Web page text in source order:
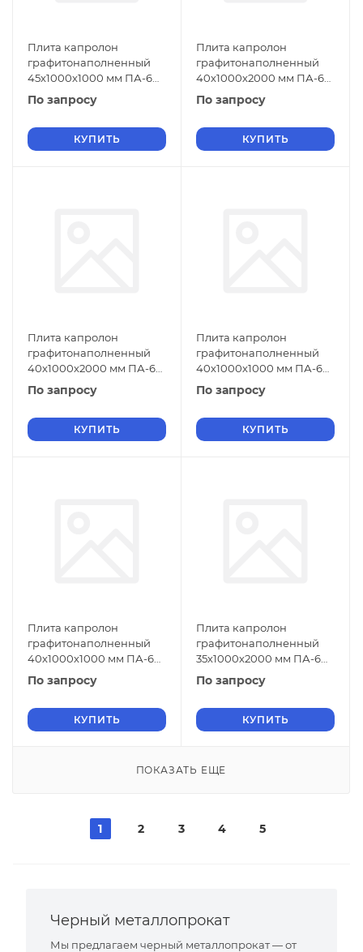
Плита капролон
графитонаполненный
45х1000х1000 мм ПА-6
СТО 004-17152852-2013
зеленый
По запросу
КУПИТЬ
Плита капролон
графитонаполненный
40х1000х2000 мм ПА-6
СТО 004-17152852-2013
зеленый
По запросу
КУПИТЬ
Плита капролон
графитонаполненный
40х1000х2000 мм ПА-6
СТО 004-17152852-2013
черный
По запросу
КУПИТЬ
Плита капролон
графитонаполненный
40х1000х1000 мм ПА-6
СТО 004-17152852-2013
черный
По запросу
КУПИТЬ
Плита капролон
графитонаполненный
40х1000х1000 мм ПА-6
СТО 004-17152852-2013
зеленый
По запросу
КУПИТЬ
Плита капролон
графитонаполненный
35х1000х2000 мм ПА-6
СТО 004-17152852-2013
черный
По запросу
КУПИТЬ
ПОКАЗАТЬ ЕЩЕ
1 2 3 4 5
Черный металлопрокат
Мы предлагаем черный металлопрокат — от